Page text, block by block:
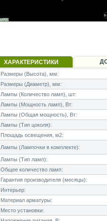
ХАРАКТЕРИСТИКИ
Размеры (Высота), мм:
Размеры (Диаметр), мм:
Лампы (Количество ламп), шт:
Лампы (Мощность ламп), Вт:
Лампы (Общая мощность), Вт:
Лампы (Тип цоколя):
Площадь освещения, м2:
Лампы (Лампочки в комплекте):
Лампы (Тип ламп):
Общее количество ламп:
Гарантия производителя (месяцы):
Интерьер:
Материал арматуры:
Место установки: